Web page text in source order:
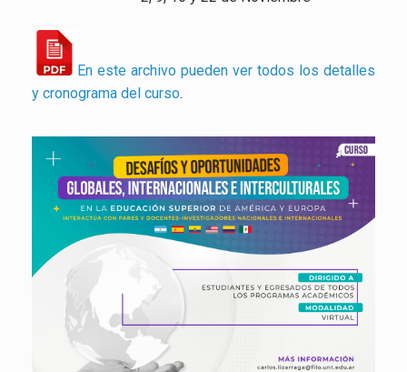
En este archivo pueden ver todos los detalles
y cronograma del curso.